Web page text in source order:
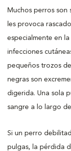
Muchos perros son
les provoca
especialmente en
infecciones
pequeños trozos
negras son
digerida. Una sola
sangre a lo largo
Si un perro
pulgas, la pérdida